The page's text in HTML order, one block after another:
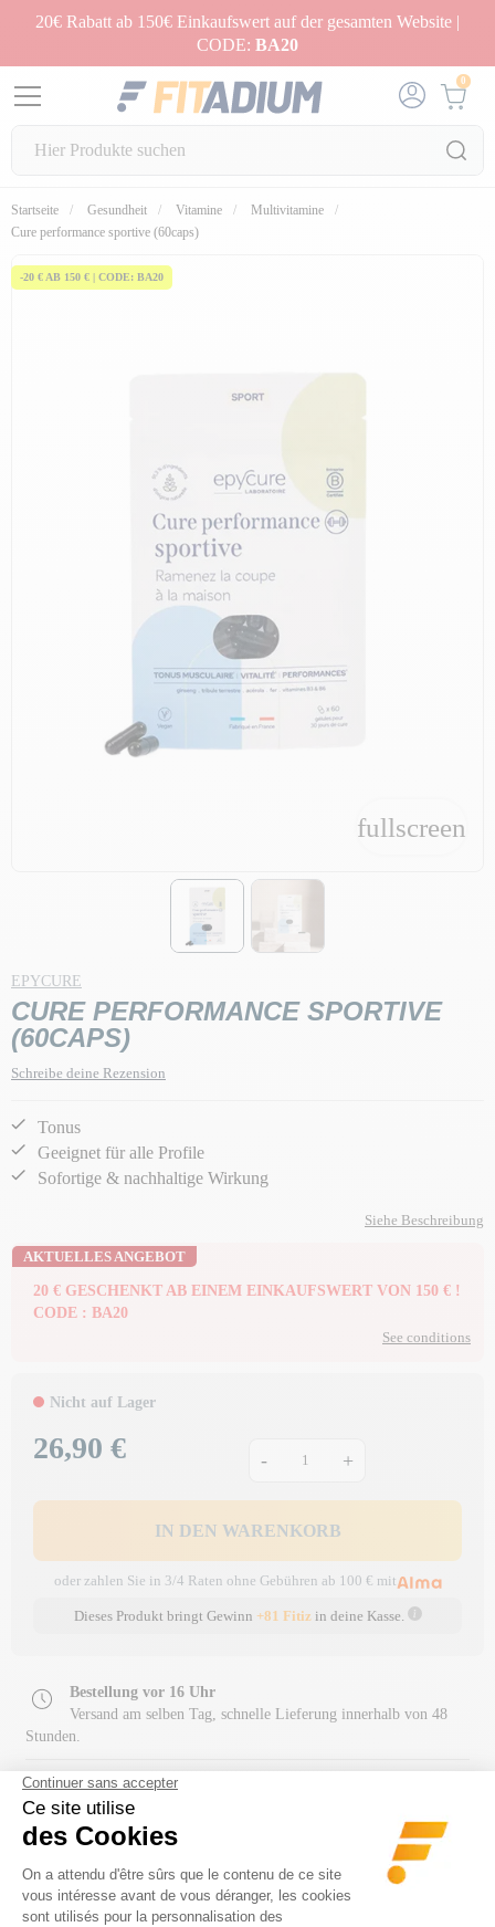
20€ Rabatt ab 150€ Einkaufswert auf der gesamten Website |
CODE: BA20
0
Startseite Gesundheit Vitamine
Multivitamine
Cure performance sportive (60caps)
-20 € AB 150 € | CODE: BA20
fullscreen
fullscreen
EPYCURE
CURE PERFORMANCE SPORTIVE
(60CAPS)
Schreibe deine Rezension
Tonus
Geeignet für alle Profile
Sofortige & nachhaltige Wirkung
Siehe Beschreibung
AKTUELLES ANGEBOT
20 € GESCHENKT AB EINEM EINKAUFSWERT VON 150 € !
CODE : BA20
See conditions
Nicht auf Lager
Preis
26,90 € - +
IN DEN WARENKORB
oder zahlen Sie in 3/4 Raten ohne Gebühren ab 100 € mit
Dieses Produkt bringt Gewinn +81 Fitizin deine Kasse.
Bestellung vor 16 Uhr
Versand am selben Tag, schnelle Lieferung innerhalb von 48
Stunden.
Kostenloser Versand
ab einem Einkaufswert von 80 €
+3 Millionen Pakete
Von uns erstellt
Customer review 4.7/5